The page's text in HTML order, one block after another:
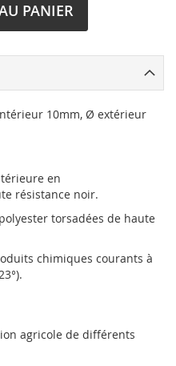
PANIER
10mm, Ø extérieur
en
résistance noir.
torsadées de haute
chimiques courants à
agricole de différents